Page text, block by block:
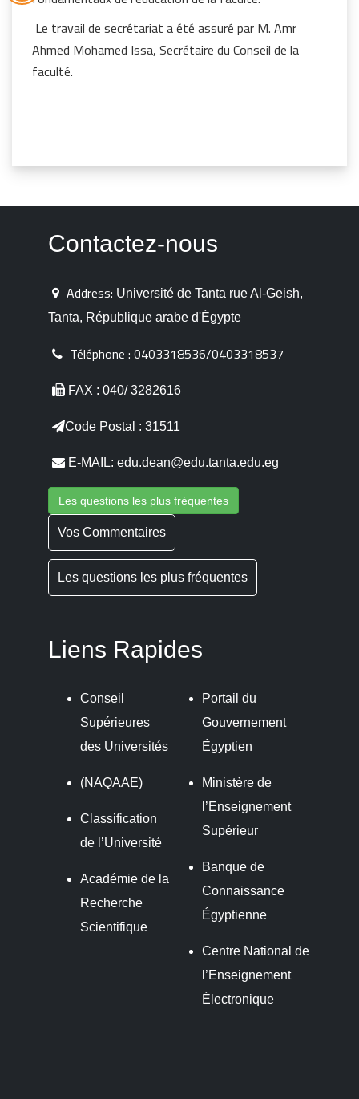
Le travail de secrétariat a été assuré par M. Amr
Ahmed Mohamed Issa, Secrétaire du Conseil de la
faculté.
Contactez-nous
Address: Université de Tanta rue Al-Geish,
Tanta, République arabe d'Égypte
Téléphone :0403318536/0403318537
FAX : 040/ 3282616
Code Postal : 31511
E-MAIL: edu.dean@edu.tanta.edu.eg
Les questions les plus fréquentes
Vos Commentaires
Les questions les plus fréquentes
Liens Rapides
Conseil
Supérieures
des Universités
(NAQAAE)
Classification
de l’Université
Académie de la
Recherche
Scientifique
Portail du
Gouvernement
Égyptien
Ministère de
l’Enseignement
Supérieur
Banque de
Connaissance
Égyptienne
Centre National de
l’Enseignement
Électronique